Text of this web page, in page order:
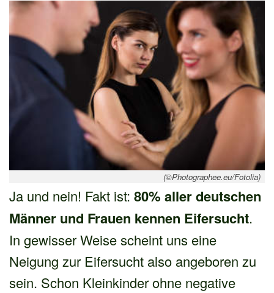
(©Photographee.eu/Fotolia)
Ja und nein! Fakt ist: 80% aller deutschen
Männer und Frauen kennen Eifersucht.
In gewisser Weise scheint uns eine
Neigung zur Eifersucht also angeboren zu
sein. Schon Kleinkinder ohne negative